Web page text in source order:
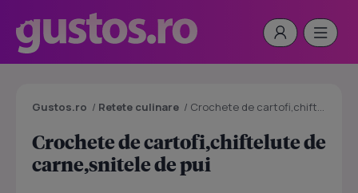
Gustos.ro / Retete culinare / Crochete de cartofi,chiftelute de carne,snitele de pui
Crochete de cartofi,chiftelute de
carne,snitele de pui